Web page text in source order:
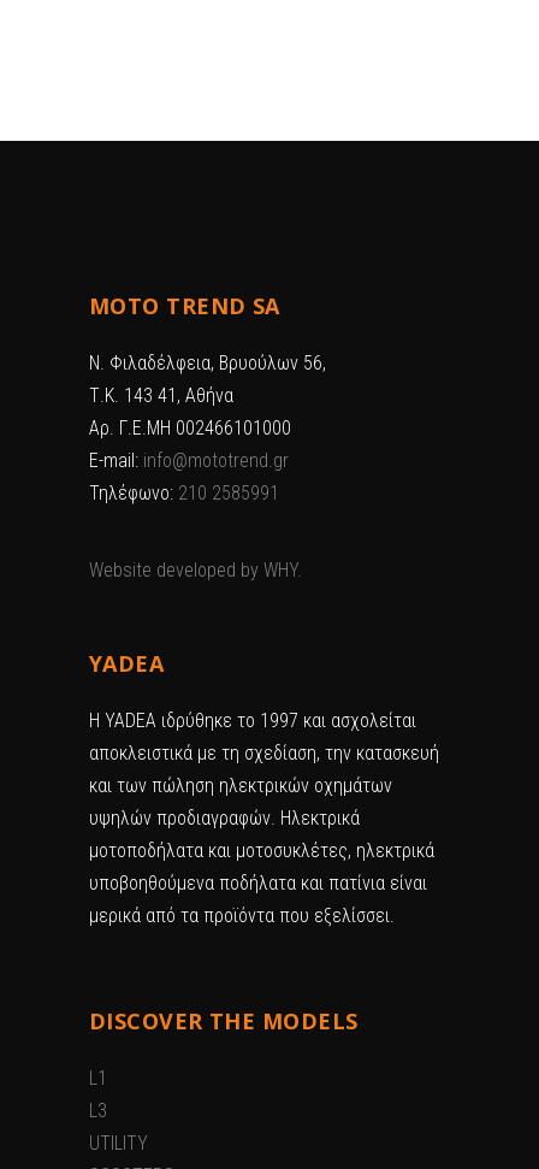
MOTO TREND SA
Ν. Φιλαδέλφεια, Βρυούλων 56,
Τ.Κ. 143 41, Αθήνα
Αρ. Γ.Ε.ΜΗ 002466101000
E-mail: info@mototrend.gr
Τηλέφωνο: 210 2585991
Website developed by WHY.
YADEA
H YADEA ιδρύθηκε το 1997 και ασχολείται
αποκλειστικά με τη σχεδίαση, την κατασκευή
και των πώληση ηλεκτρικών οχημάτων
υψηλών προδιαγραφών. Ηλεκτρικά
μοτοποδήλατα και μοτοσυκλέτες, ηλεκτρικά
υποβοηθούμενα ποδήλατα και πατίνια είναι
μερικά από τα προϊόντα που εξελίσσει.
DISCOVER THE MODELS
L1
L3
UTILITY